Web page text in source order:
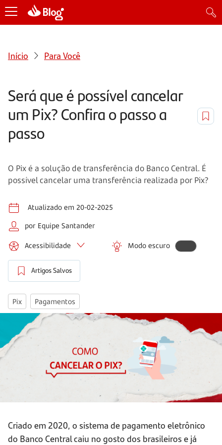
Início Para Você
Será que é possível cancelar
um Pix? Confira o passo a
passo
O Pix é a solução de transferência do Banco Central. É
possível cancelar uma transferência realizada por Pix?
Atualizado em 20-02-2025
por Equipe Santander
Acessibilidade Modo escuro
Artigos Salvos
Pix Pagamentos
Criado em 2020, o sistema de pagamento eletrônico
do Banco Central caiu no gosto dos brasileiros e já